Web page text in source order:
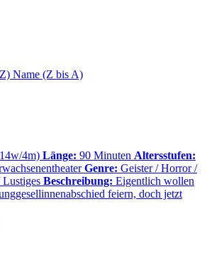
Name (Z bis A)
4m) Länge: 90 Minuten Altersstufen:
Genre: Geister / Horror /
Beschreibung: Eigentlich wollen
feiern, doch jetzt